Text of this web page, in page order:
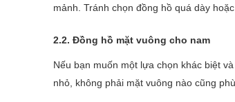
mảnh. Tránh chọn đồng hồ quá dày
2.2. Đồng hồ mặt vuông cho nam
Nếu bạn muốn một lựa chọn khác biệt
nhỏ, không phải mặt vuông nào cũng